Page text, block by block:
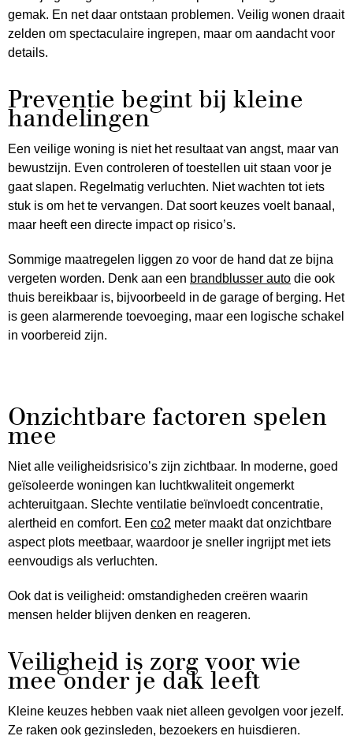
gemak. En net daar ontstaan problemen. Veilig wonen draait
zelden om spectaculaire ingrepen, maar om aandacht voor
details.
Preventie begint bij kleine
handelingen
Een veilige woning is niet het resultaat van angst, maar van
bewustzijn. Even controleren of toestellen uit staan voor je
gaat slapen. Regelmatig verluchten. Niet wachten tot iets
stuk is om het te vervangen. Dat soort keuzes voelt banaal,
maar heeft een directe impact op risico’s.
Sommige maatregelen liggen zo voor de hand dat ze bijna
vergeten worden. Denk aan een brandblusser auto die ook
thuis bereikbaar is, bijvoorbeeld in de garage of berging. Het
is geen alarmerende toevoeging, maar een logische schakel
in voorbereid zijn.
Onzichtbare factoren spelen
mee
Niet alle veiligheidsrisico’s zijn zichtbaar. In moderne, goed
geïsoleerde woningen kan luchtkwaliteit ongemerkt
achteruitgaan. Slechte ventilatie beïnvloedt concentratie,
alertheid en comfort. Een co2 meter maakt dat onzichtbare
aspect plots meetbaar, waardoor je sneller ingrijpt met iets
eenvoudigs als verluchten.
Ook dat is veiligheid: omstandigheden creëren waarin
mensen helder blijven denken en reageren.
Veiligheid is zorg voor wie
mee onder je dak leeft
Kleine keuzes hebben vaak niet alleen gevolgen voor jezelf.
Ze raken ook gezinsleden, bezoekers en huisdieren.